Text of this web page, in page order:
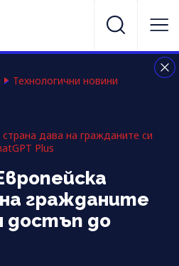
Технологични новини
страна дава на гражданите си
Plus
гражданите
достъп до